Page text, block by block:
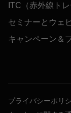
ITC（赤外線トレ
セミナーとウェ
キャンペーン＆
プライバシーポリ